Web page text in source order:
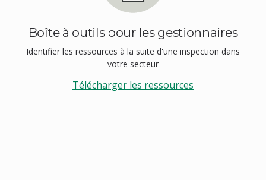
Boîte à outils pour les gestionnaires
Identifier les ressources à la suite d'une inspection dans
votre secteur
Télécharger les ressources